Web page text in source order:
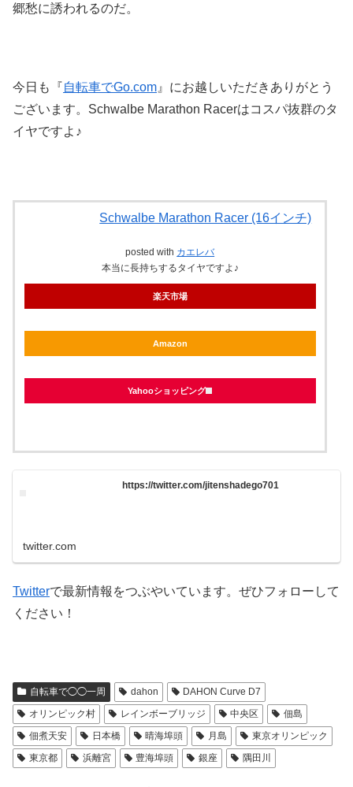
郷愁に誘われるのだ。
今日も『自転車でGo.com』にお越しいただきありがとう
ございます。Schwalbe Marathon Racerはコスパ抜群のタ
イヤですよ♪
Schwalbe Marathon Racer (16インチ)
posted with カエレバ
本当に長持ちするタイヤですよ♪
楽天市場
Amazon
Yahooショッピング
https://twitter.com/jitenshadego701
twitter.com
Twitterで最新情報をつぶやいています。ぜひフォローして
ください！
自転車で◯◯一周 dahon
DAHON Curve D7
オリンピック村
レインボーブリッジ 中央区
佃島
佃煮天安
日本橋 晴海埠頭 月島
東京オリンピック
東京都
浜離宮 豊海埠頭 銀座 隅田川